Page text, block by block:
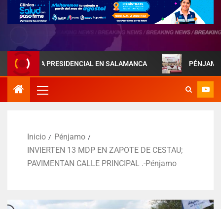
PRESIDENCIAL EN SALAMANCA PÉNJAMO
Inicio
Pénjamo
INVIERTEN 13 MDP EN ZAPOTE DE CESTAU;
PAVIMENTAN CALLE PRINCIPAL .-Pénjamo